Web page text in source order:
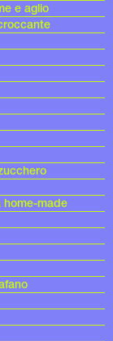
e aglio
home-made